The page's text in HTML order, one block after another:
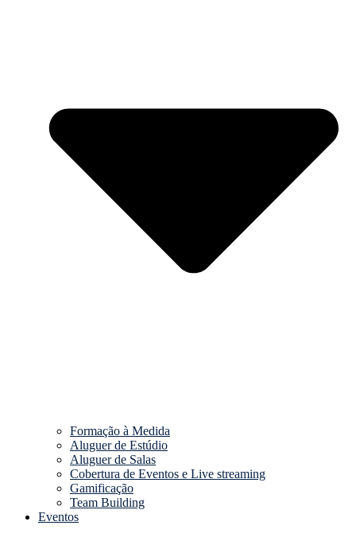
Formação à Medida
Aluguer de Estúdio
Aluguer de Salas
Cobertura de Eventos e Live streaming
Gamificação
Team Building
Eventos